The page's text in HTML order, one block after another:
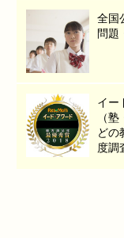
全国
問題
イー
（
どの
度調